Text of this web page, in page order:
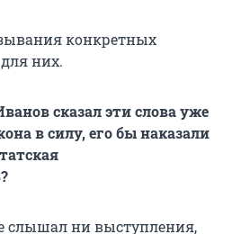
конкретных
них.
сказал эти слова уже
в силу, его бы наказали
слышал ни выступления,